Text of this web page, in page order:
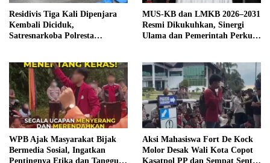
Residivis Tiga Kali Dipenjara
Kembali Diciduk,
Satresnarkoba Polresta
MUS-KB dan LMKB 2026–2031
Resmi Dikukuhkan, Sinergi
Ulama dan Pemerintah Perkuat
WPB Ajak Masyarakat Bijak
Bermedia Sosial, Ingatkan
Pentingnya Etika dan Tanggung
Aksi Mahasiswa Fort De Kock
Molor Desak Wali Kota Copot
Kasatpol PP dan Sempat Sentil